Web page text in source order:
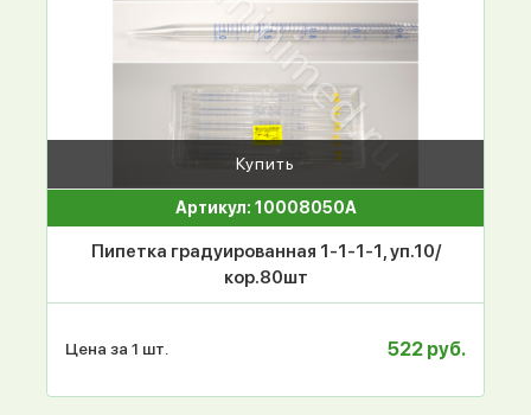
Купить
Артикул: 10008050А
Пипетка градуированная 1-1-1-1, уп.10/
кор.80шт
Цена за 1 шт. 522 руб.